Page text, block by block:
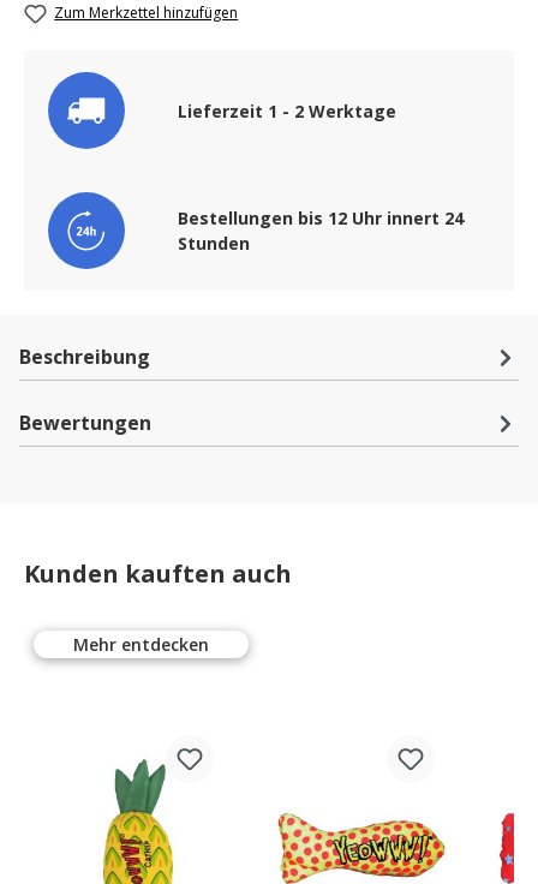
Zum Merkzettel hinzufügen
Lieferzeit 1 - 2 Werktage
Bestellungen bis 12 Uhr innert 24
Stunden
Beschreibung
Bewertungen
Kunden kauften auch
Mehr entdecken